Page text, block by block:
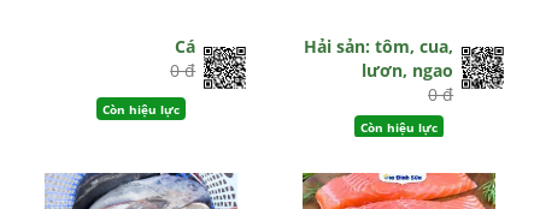
Cá
0 đ
Còn hiệu lực
Hải sản: tôm, cua,
lươn, ngao
0 đ
Còn hiệu lực